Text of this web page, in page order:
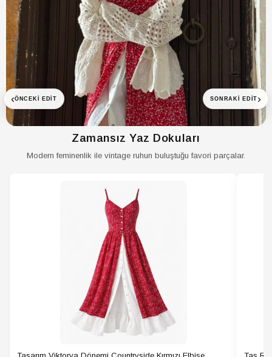
‹ÖNCEKI EDIT
Zamansız Yaz Dokuları
Modern feminenlik ile vintage ruhun buluştuğu favori parçalar.
SONRAKI EDIT ›